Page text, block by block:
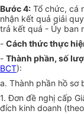
Bước 4: Tổ chức, cá
nhận kết quả giải
trả kết quả - Ủy ban
- Cách thức thực
- Thành phần, số
BCT):
a. Thành phần hồ sơ
1. Đơn đề nghị cấp
đích kinh doanh